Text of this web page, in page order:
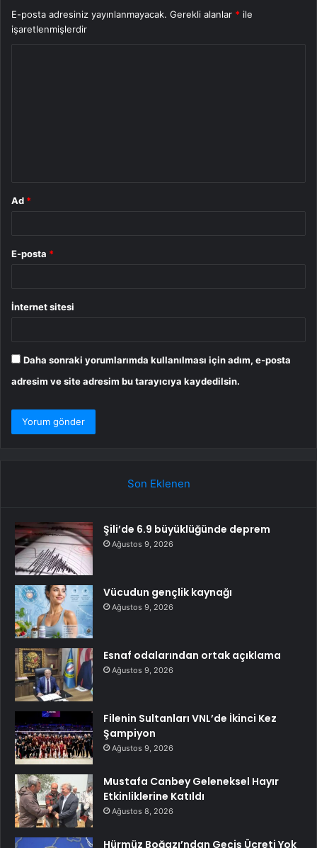
E-posta adresiniz yayınlanmayacak. Gerekli alanlar * ile
işaretlenmişlerdir
Ad *
E-posta *
İnternet sitesi
Daha sonraki yorumlarımda kullanılması için adım, e-posta
adresim ve site adresim bu tarayıcıya kaydedilsin.
Son Eklenen
Şili’de 6.9 büyüklüğünde deprem
Ağustos 9, 2026
Vücudun gençlik kaynağı
Ağustos 9, 2026
Esnaf odalarından ortak açıklama
Ağustos 9, 2026
Filenin Sultanları VNL’de İkinci Kez
Şampiyon
Ağustos 9, 2026
Mustafa Canbey Geleneksel Hayır
Etkinliklerine Katıldı
Ağustos 8, 2026
Hürmüz Boğazı’ndan Geçiş Ücreti Yok